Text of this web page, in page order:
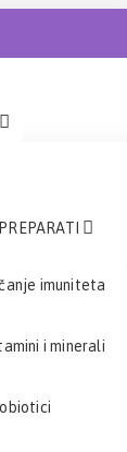
imuniteta
i minerali